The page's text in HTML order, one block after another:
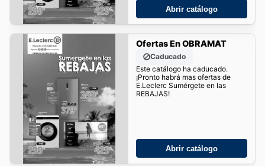
Abrir catálogo
Ofertas En OBRAMAT
Caducado
Este catálogo ha caducado.
¡Pronto habrá mas ofertas de
E.Leclerc Sumérgete en las
REBAJAS!
Abrir catálogo